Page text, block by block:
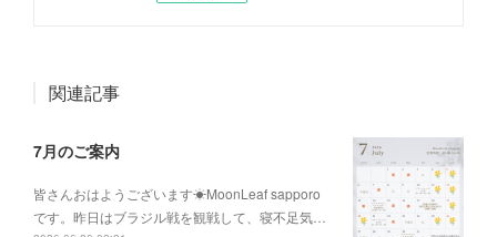
関連記事
7月のご案内
皆さんおはようございます☀MoonLeaf sapporo
です。昨日はブラジル戦を観戦して、寝不足気…